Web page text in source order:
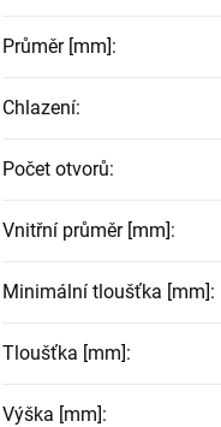
Průměr [mm]:
Chlazení:
Počet otvorů:
Vnitřní průměr [mm]:
Minimální tloušťka [mm]:
Tloušťka [mm]:
Výška [mm]: